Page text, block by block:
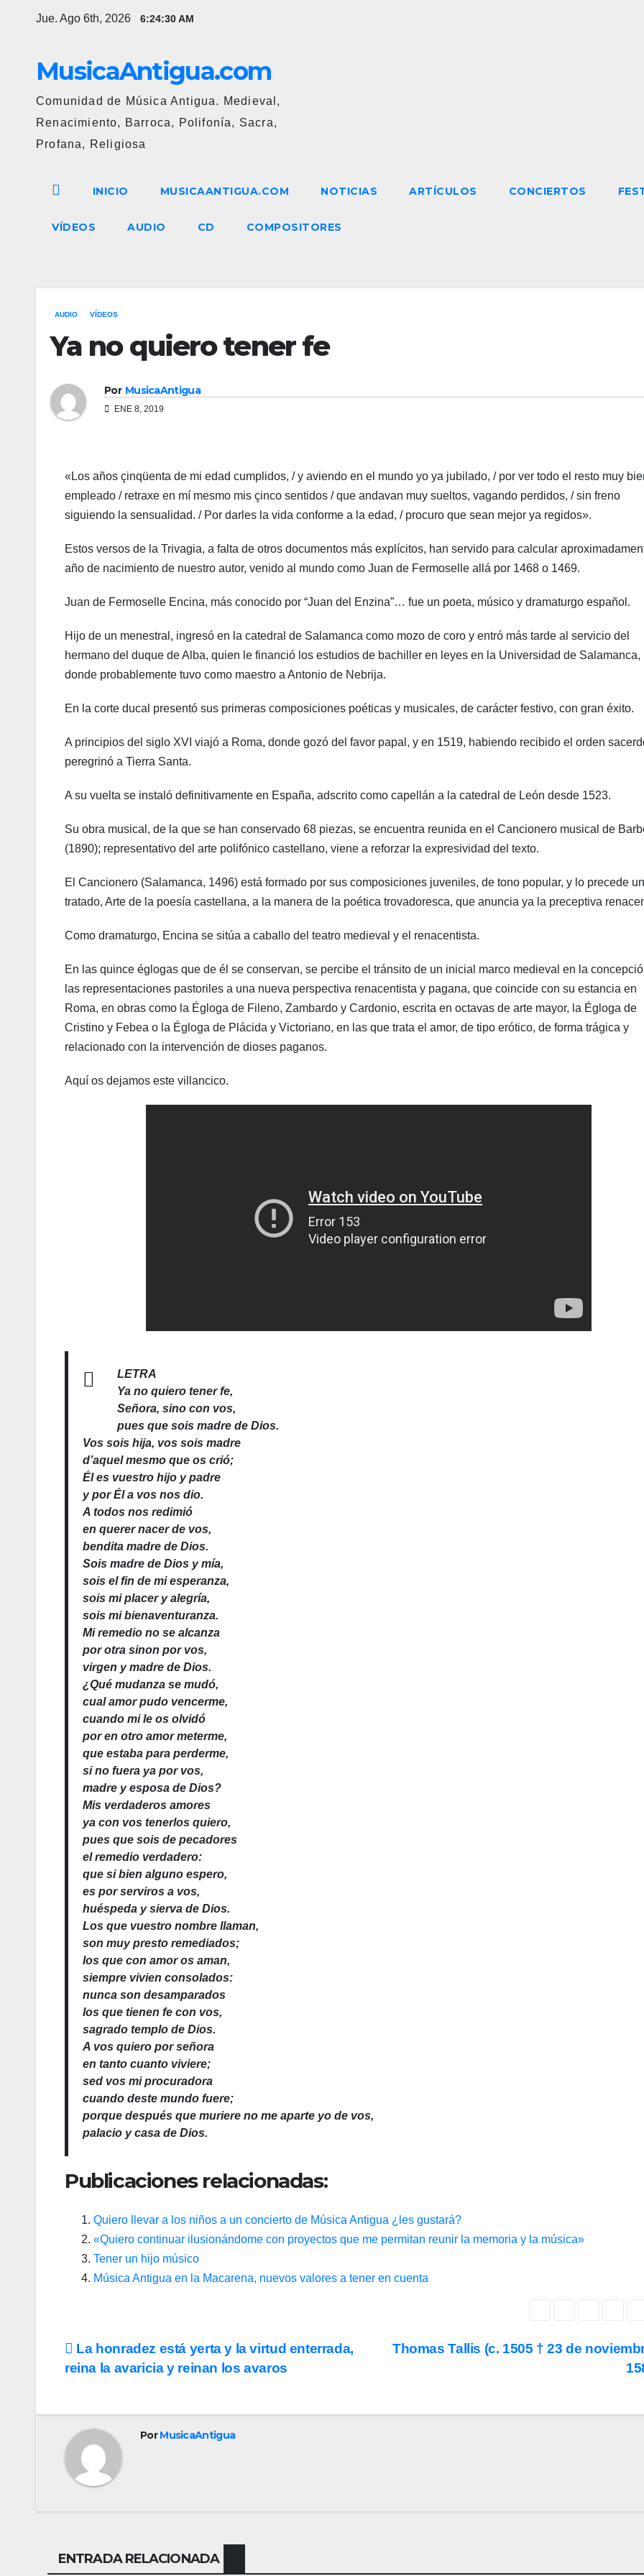
Jue. Ago 6th, 2026 6:24:31 AM
MusicaAntigua.com
Comunidad de Música Antigua. Medieval,
Renacimiento, Barroca, Polifonía, Sacra,
Profana, Religiosa
INICIO MUSICAANTIGUA.COM NOTICIAS ARTÍCULOS CONCIERTOS
VÍDEOS AUDIO CD COMPOSITORES
AUDIO VÍDEOS
Ya no quiero tener fe
Por MusicaAntigua
ENE 8, 2019
«Los años çinqüenta de mi edad cumplidos, / y aviendo en el mundo yo ya jubilado, / por ver todo el resto muy
empleado / retraxe en mí mesmo mis çinco sentidos / que andavan muy sueltos, vagando perdidos, / sin freno
siguiendo la sensualidad. / Por darles la vida conforme a la edad, / procuro que sean mejor ya regidos».
Estos versos de la Trivagia, a falta de otros documentos más explícitos, han servido para calcular
año de nacimiento de nuestro autor, venido al mundo como Juan de Fermoselle allá por 1468 o 1469.
Juan de Fermoselle Encina, más conocido por “Juan del Enzina”… fue un poeta, músico y dramaturgo español.
Hijo de un menestral, ingresó en la catedral de Salamanca como mozo de coro y entró más tarde al servicio del
hermano del duque de Alba, quien le financió los estudios de bachiller en leyes en la Universidad de Salamanca,
donde probablemente tuvo como maestro a Antonio de Nebrija.
En la corte ducal presentó sus primeras composiciones poéticas y musicales, de carácter festivo, con gran éxito.
A principios del siglo XVI viajó a Roma, donde gozó del favor papal, y en 1519, habiendo recibido el orden
peregrinó a Tierra Santa.
A su vuelta se instaló definitivamente en España, adscrito como capellán a la catedral de León desde 1523.
Su obra musical, de la que se han conservado 68 piezas, se encuentra reunida en el Cancionero musical de
(1890); representativo del arte polifónico castellano, viene a reforzar la expresividad del texto.
El Cancionero (Salamanca, 1496) está formado por sus composiciones juveniles, de tono popular, y lo precede un
tratado, Arte de la poesía castellana, a la manera de la poética trovadoresca, que anuncia ya la preceptiva
Como dramaturgo, Encina se sitúa a caballo del teatro medieval y el renacentista.
En las quince églogas que de él se conservan, se percibe el tránsito de un inicial marco medieval en la
las representaciones pastoriles a una nueva perspectiva renacentista y pagana, que coincide con su estancia en
Roma, en obras como la Égloga de Fileno, Zambardo y Cardonio, escrita en octavas de arte mayor, la Égloga de
Cristino y Febea o la Égloga de Plácida y Victoriano, en las que trata el amor, de tipo erótico, de forma trágica y
relacionado con la intervención de dioses paganos.
Aquí os dejamos este villancico.
LETRA
Ya no quiero tener fe,
Señora, sino con vos,
pues que sois madre de Dios.
Vos sois hija, vos sois madre
d’aquel mesmo que os crió;
Él es vuestro hijo y padre
y por Él a vos nos dio.
A todos nos redimió
en querer nacer de vos,
bendita madre de Dios.
Sois madre de Dios y mía,
sois el fin de mi esperanza,
sois mi placer y alegría,
sois mi bienaventuranza.
Mi remedio no se alcanza
por otra sinon por vos,
virgen y madre de Dios.
¿Qué mudanza se mudó,
cual amor pudo vencerme,
cuando mi le os olvidó
por en otro amor meterme,
que estaba para perderme,
si no fuera ya por vos,
madre y esposa de Dios?
Mis verdaderos amores
ya con vos tenerlos quiero,
pues que sois de pecadores
el remedio verdadero:
que si bien alguno espero,
es por serviros a vos,
huéspeda y sierva de Dios.
Los que vuestro nombre llaman,
son muy presto remediados;
los que con amor os aman,
siempre vivien consolados:
nunca son desamparados
los que tienen fe con vos,
sagrado templo de Dios.
A vos quiero por señora
en tanto cuanto viviere;
sed vos mi procuradora
cuando deste mundo fuere;
porque después que muriere no me aparte yo de vos,
palacio y casa de Dios.
Publicaciones relacionadas:
Quiero llevar a los niños a un concierto de Música Antigua ¿les gustará?
«Quiero continuar ilusionándome con proyectos que me permitan reunir la memoria y la música»
Tener un hijo músico
Música Antigua en la Macarena, nuevos valores a tener en cuenta
Navegación
entradas
Thomas Tallis (c. 1505 † 23 de
La honradez está yerta y la virtud enterrada,
reina la avaricia y reinan los avaros
PorMusicaAntigua
ENTRADA RELACIONADA